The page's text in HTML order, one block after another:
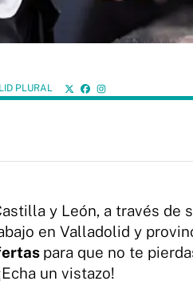
PLURAL
y León, a través de
en Valladolid y
para que no te
un vistazo!